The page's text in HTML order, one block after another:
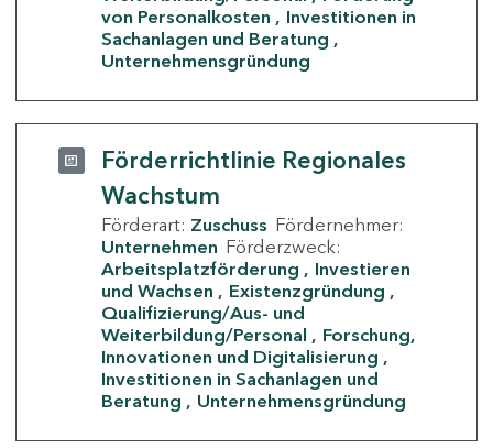
von Personalkosten
Investitionen in
Sachanlagen und Beratung
Unternehmensgründung
Förderrichtlinie Regionales
Wachstum
Förderart: Zuschuss Fördernehmer:
Unternehmen Förderzweck:
Arbeitsplatzförderung
Investieren
und Wachsen
Existenzgründung
Qualifizierung/Aus- und
Weiterbildung/Personal
Forschung,
Innovationen und Digitalisierung
Investitionen in Sachanlagen und
Beratung
Unternehmensgründung